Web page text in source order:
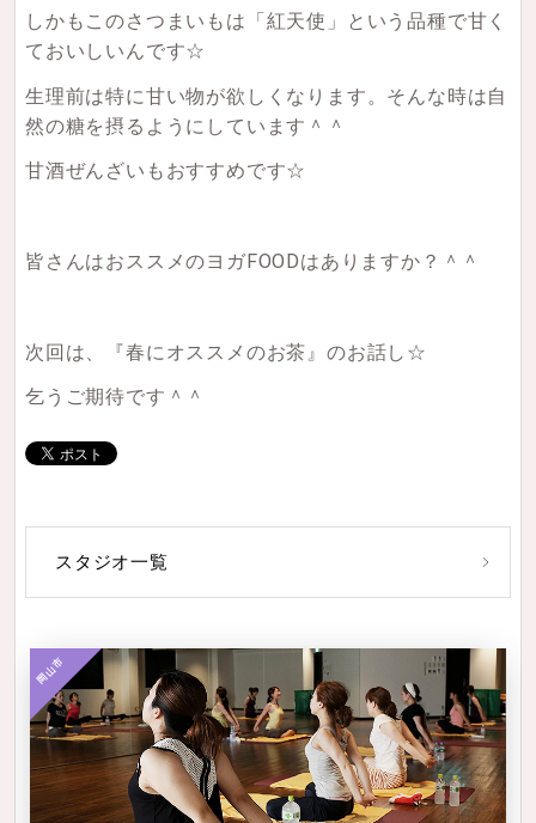
しかもこのさつまいもは「紅天使」という品種で甘く
ておいしいんです☆
生理前は特に甘い物が欲しくなります。そんな時は自
然の糖を摂るようにしています＾＾
甘酒ぜんざいもおすすめです☆
皆さんはおススメのヨガFOODはありますか？＾＾
次回は、『春にオススメのお茶』のお話し☆
乞うご期待です＾＾
スタジオ一覧